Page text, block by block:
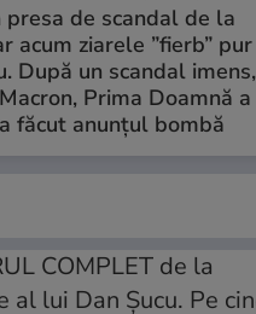
presa de scandal de la
acum ziarele ”fierb” pur
După un scandal imens,
Prima Doamnă a
făcut anunțul bombă